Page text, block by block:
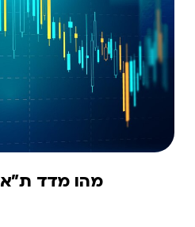
מהו מדד ת"א 35 ?